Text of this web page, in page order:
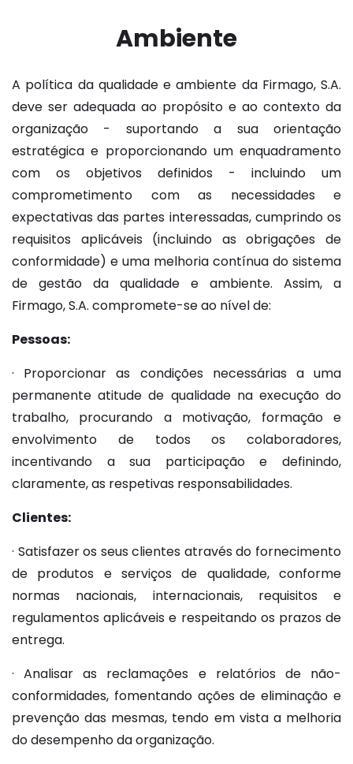
Ambiente
A política da qualidade e ambiente da Firmago, S.A.
deve ser adequada ao propósito e ao contexto da
organização - suportando a sua orientação
estratégica e proporcionando um enquadramento
com os objetivos definidos - incluindo um
comprometimento com as necessidades e
expectativas das partes interessadas, cumprindo os
requisitos aplicáveis (incluindo as obrigações de
conformidade) e uma melhoria contínua do sistema
de gestão da qualidade e ambiente. Assim, a
Firmago, S.A. compromete-se ao nível de:
Pessoas:
· Proporcionar as condições necessárias a uma
permanente atitude de qualidade na execução do
trabalho, procurando a motivação, formação e
envolvimento de todos os colaboradores,
incentivando a sua participação e definindo,
claramente, as respetivas responsabilidades.
Clientes:
· Satisfazer os seus clientes através do fornecimento
de produtos e serviços de qualidade, conforme
normas nacionais, internacionais, requisitos e
regulamentos aplicáveis e respeitando os prazos de
entrega.
· Analisar as reclamações e relatórios de não-
conformidades, fomentando ações de eliminação e
prevenção das mesmas, tendo em vista a melhoria
do desempenho da organização.